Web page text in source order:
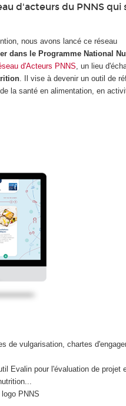
d'acteurs du PNNS qui
nous avons lancé ce réseau
dans le Programme National
d'Acteurs PNNS , un lieu
. Il vise à devenir un outil de
la santé en alimentation, en
de vulgarisation, chartes
Evalin pour l'évaluation de projet
PNNS